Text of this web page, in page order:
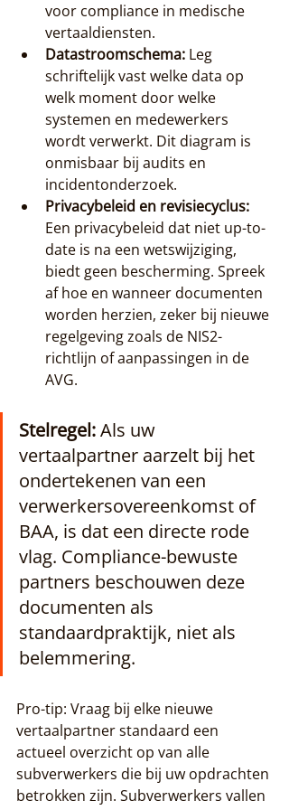
voor compliance in medische
vertaaldiensten.
Datastroomschema: Leg
schriftelijk vast welke data op
welk moment door welke
systemen en medewerkers
wordt verwerkt. Dit diagram is
onmisbaar bij audits en
incidentonderzoek.
Privacybeleid en revisiecyclus:
Een privacybeleid dat niet up-to-
date is na een wetswijziging,
biedt geen bescherming. Spreek
af hoe en wanneer documenten
worden herzien, zeker bij nieuwe
regelgeving zoals de NIS2-
richtlijn of aanpassingen in de
AVG.
Stelregel: Als uw
vertaalpartner aarzelt bij het
ondertekenen van een
verwerkersovereenkomst of
BAA, is dat een directe rode
vlag. Compliance-bewuste
partners beschouwen deze
documenten als
standaardpraktijk, niet als
belemmering.
Pro-tip: Vraag bij elke nieuwe
vertaalpartner standaard een
actueel overzicht op van alle
subverwerkers die bij uw opdrachten
betrokken zijn. Subverwerkers vallen